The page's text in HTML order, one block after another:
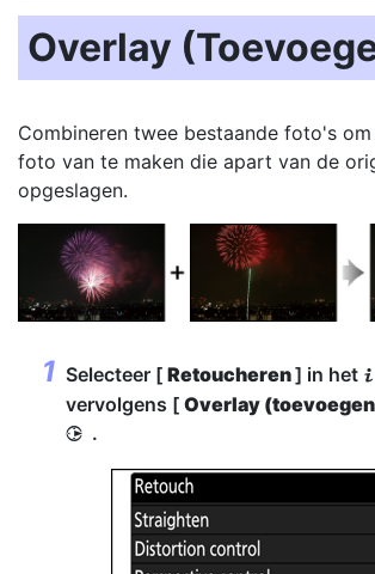
Overlay
Combineren twee bestaande foto's om
foto van te maken die apart van de
opgeslagen.
Selecteer [ Retoucheren] in het i
vervolgens [ Overlay
2 .